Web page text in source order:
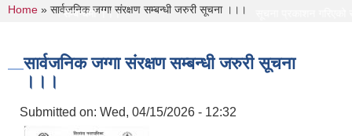
शिक्षक सरुवा सम्बन्धमा ।।।
You are here
Home » सार्वजनिक जग्गा संरक्षण सम्बन्धी जरुरी सूचना ।।।
सार्वजनिक जग्गा संरक्षण सम्बन्धी जरुरी सूचना
।।।
Submitted on: Wed, 04/15/2026 - 12:32